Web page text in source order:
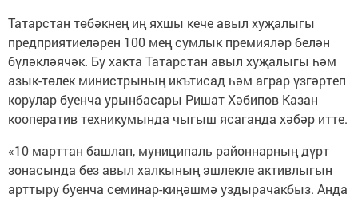
Татарстан төбәкнең иң яхшы кече авыл хуҗалыгы
предприятиеләрен 100 мең сумлык премияләр белән
бүләкләячәк. Бу хакта Татарстан авыл хуҗалыгы һәм
азык-төлек министрының икътисад һәм аграр үзгәртеп
корулар буенча урынбасары Ришат Хәбипов Казан
кооператив техникумында чыгыш ясаганда хәбәр итте.
«10 марттан башлап, муниципаль районнарның дүрт
зонасында без авыл халкының эшлекле активлыгын
арттыру буенча семинар-киңәшмә уздырачакбыз. Анда